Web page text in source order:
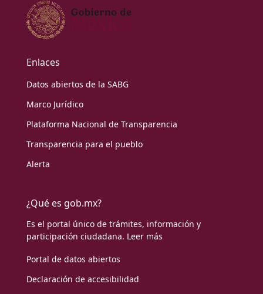
Enlaces
Datos abiertos de la SABG
Marco Jurídico
Plataforma Nacional de Transparencia
Transparencia para el pueblo
Alerta
¿Qué es gob.mx?
Es el portal único de trámites, información y
participación ciudadana. Leer más
Portal de datos abiertos
Declaración de accesibilidad